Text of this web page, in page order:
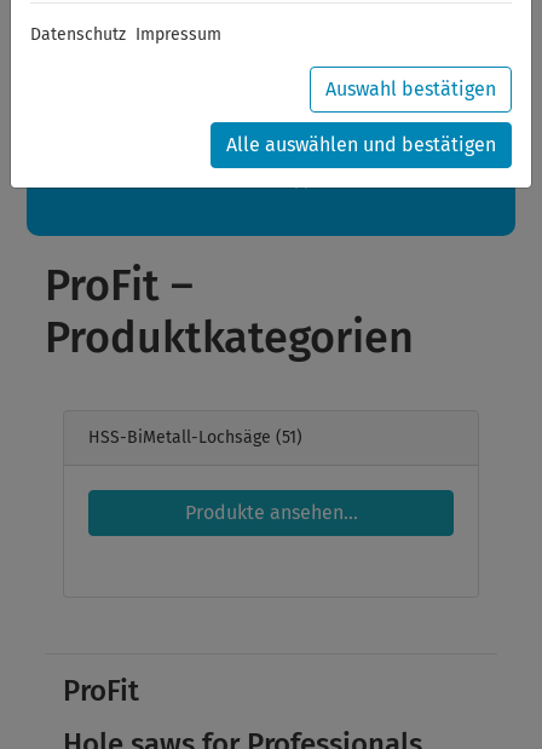
Sehr geehrte Kunden,
Ihre Bestellungen in diesem Zeitraum werden ab dem
24.08.2026 verschickt.
Eine schöne Sommerpause
ProFit –
Produktkategorien
HSS-BiMetall-Lochsäge (51)
Produkte ansehen...
ProFit
Datenschutz Impressum
Auswahl bestätigen
Alle auswählen und bestätigen